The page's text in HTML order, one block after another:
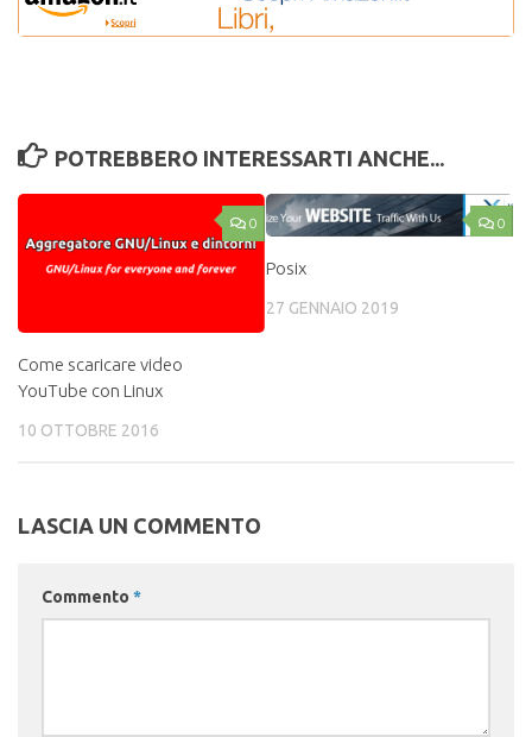
POTREBBERO INTERESSARTI ANCHE...
0
Come scaricare video
YouTube con Linux
10 OTTOBRE 2016
0
Posix
27 GENNAIO 2019
LASCIA UN COMMENTO
Commento *